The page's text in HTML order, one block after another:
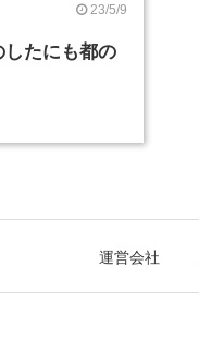
23/5/9
たにも都の
運営会社